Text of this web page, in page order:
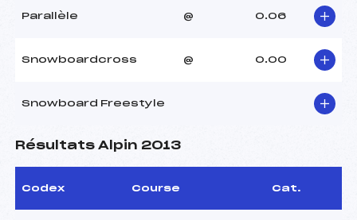
Parallèle @ 0.06
Snowboardcross @ 0.00
Snowboard Freestyle
Résultats Alpin 2013
Codex Course Cat.